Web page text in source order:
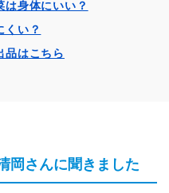
身体にいい？
くい？
品はこちら
岡さんに聞きました